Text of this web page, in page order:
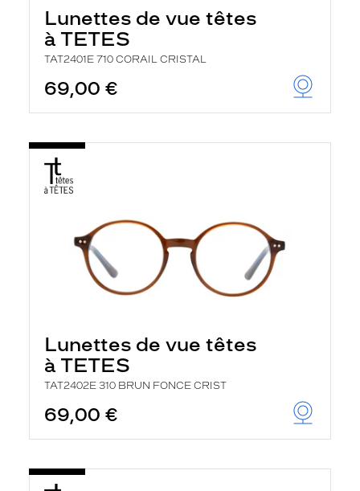
Lunettes de vue têtes
à TETES
TAT2401E 710 CORAIL CRISTAL
69,00 €
Lunettes de vue têtes
à TETES
TAT2402E 310 BRUN FONCE CRIST
69,00 €